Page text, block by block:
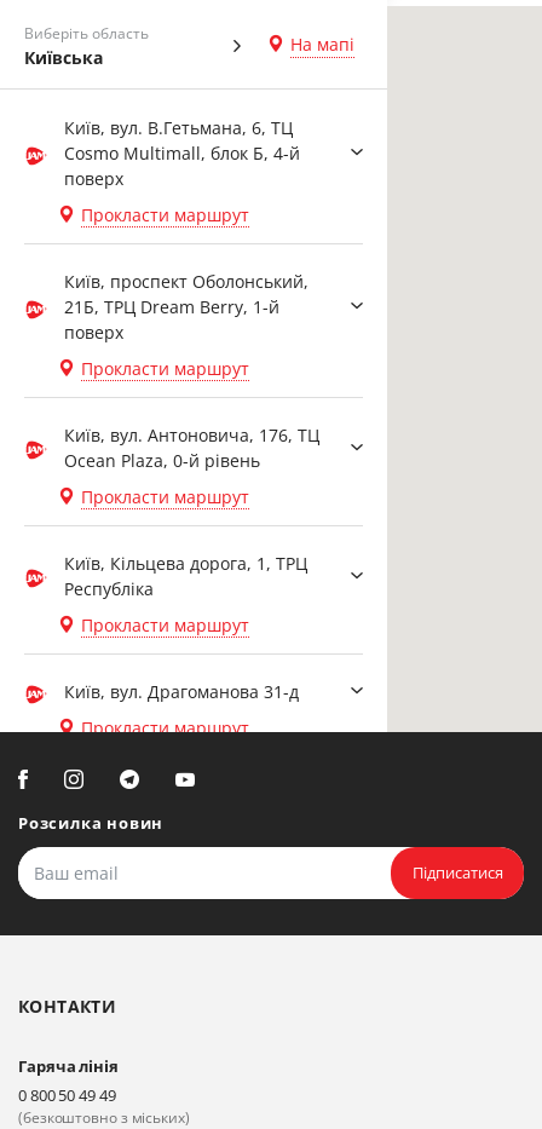
Виберіть область
Київська
На мапі
Київ, вул. В.Гетьмана, 6, ТЦ
Cosmo Multimall, блок Б, 4-й
поверх
Прокласти маршрут
Київ, проспект Оболонський,
21Б, ТРЦ Dream Berry, 1-й
поверх
Прокласти маршрут
Київ, вул. Антоновича, 176, ТЦ
Ocean Plaza, 0-й рівень
Прокласти маршрут
Київ, Кільцева дорога, 1, ТРЦ
Республіка
Прокласти маршрут
Київ, вул. Драгоманова 31-д
Прокласти маршрут
Біла Церква, вул. Ярослава
Мудрого, 20, офіс 108
Прокласти маршрут
Київ, вул. Драгоманова 31-д
Прокласти маршрут
Розсилка новин
Підписатися
КОНТАКТИ
Гаряча лінія
0 800 50 49 49
(безкоштовно з міських)